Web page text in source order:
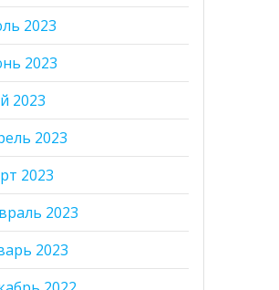
2023
2023
2023
2023
2023
2023
2023